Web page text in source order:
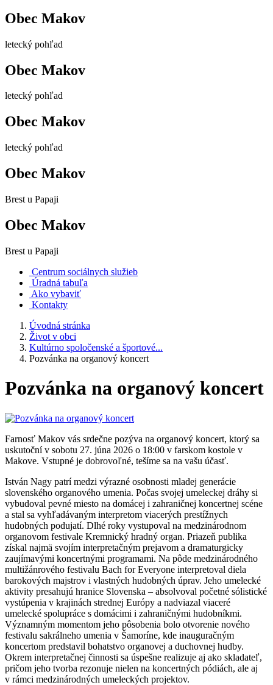
Obec Makov
letecký pohľad
Obec Makov
letecký pohľad
Obec Makov
letecký pohľad
Obec Makov
Brest u Papaji
Obec Makov
Brest u Papaji
Centrum sociálnych služieb
Úradná tabuľa
Ako vybaviť
Kontakty
Úvodná stránka
Život v obci
Kultúrno spoločenské a športové...
Pozvánka na organový koncert
Pozvánka na organový koncert
Farnosť Makov vás srdečne pozýva na organový koncert, ktorý sa
uskutoční v sobotu 27. júna 2026 o 18:00 v farskom kostole v
Makove. Vstupné je dobrovoľné, tešíme sa na vašu účasť.
István Nagy patrí medzi výrazné osobnosti mladej generácie
slovenského organového umenia. Počas svojej umeleckej dráhy si
vybudoval pevné miesto na domácej i zahraničnej koncertnej scéne
a stal sa vyhľadávaným interpretom viacerých prestížnych
hudobných podujatí. Dlhé roky vystupoval na medzinárodnom
organovom festivale Kremnický hradný organ. Priazeň publika
získal najmä svojím interpretačným prejavom a dramaturgicky
zaujímavými koncertnými programami. Na pôde medzinárodného
multižánrového festivalu Bach for Everyone interpretoval diela
barokových majstrov i vlastných hudobných úprav. Jeho umelecké
aktivity presahujú hranice Slovenska – absolvoval početné sólistické
vystúpenia v krajinách strednej Európy a nadviazal viaceré
umelecké spolupráce s domácimi i zahraničnými hudobníkmi.
Významným momentom jeho pôsobenia bolo otvorenie nového
festivalu sakrálneho umenia v Šamoríne, kde inauguračným
koncertom predstavil bohatstvo organovej a duchovnej hudby.
Okrem interpretačnej činnosti sa úspešne realizuje aj ako skladateľ,
pričom jeho tvorba rezonuje nielen na koncertných pódiách, ale aj
v rámci medzinárodných umeleckých projektov.